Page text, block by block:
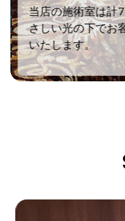
当店の施術室は計
さしい光の下でお
いたします。